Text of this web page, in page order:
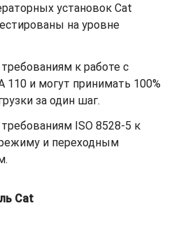
установок Cat
на уровне
к работе с
110 и могут принимать 100%
за один шаг.
ISO 8528-5 к
и переходным
Cat